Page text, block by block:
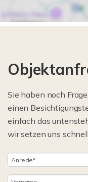
Sie haben noch
einen
einfach das
wir setzen uns